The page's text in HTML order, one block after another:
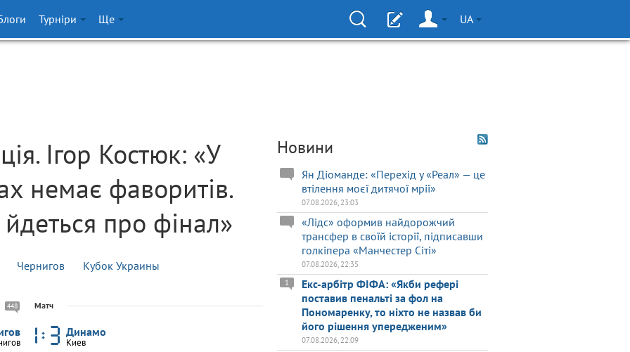
Турніри Ще UA
Ігор Костюк: «У
немає фаворитів.
про фінал»
Чернигов Кубок Украины
448 Матч
Динамо
Киев
Новини
Ян Діоманде: «Перехід у «Реал» — це
втілення моєї дитячої мрії»
07.08.2026, 23:03
«Лідс» оформив найдорожчий
трансфер в своїй історії, підписавши
голкіпера «Манчестер Сіті»
07.08.2026, 22:35
Екс-арбітр ФІФА: «Якби рефері
поставив пенальті за фол на
Пономаренку, то ніхто не назвав би
його рішення упередженим»
1
07.08.2026, 22:09